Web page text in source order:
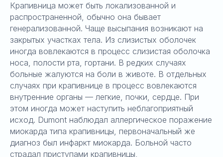
Крапивница может быть локализованной и
распространенной, обычно она бывает
генерализованной. Чаще высыпания возникают на
закрытых участках тела. Из слизистых оболочек
иногда вовлекаются в процесс слизистая оболочка
носа, полости рта, гортани. В редких случаях
больные жалуются на боли в животе. В отдельных
случаях при крапивнице в процесс вовлекаются
внутренние органы — легкие, почки, сердце. При
этом иногда может наступить неблагоприятный
исход. Dumont наблюдал аллергическое поражение
миокарда типа крапивницы, первоначальный же
диагноз был инфаркт миокарда. Больной часто
страдал приступами крапивницы,